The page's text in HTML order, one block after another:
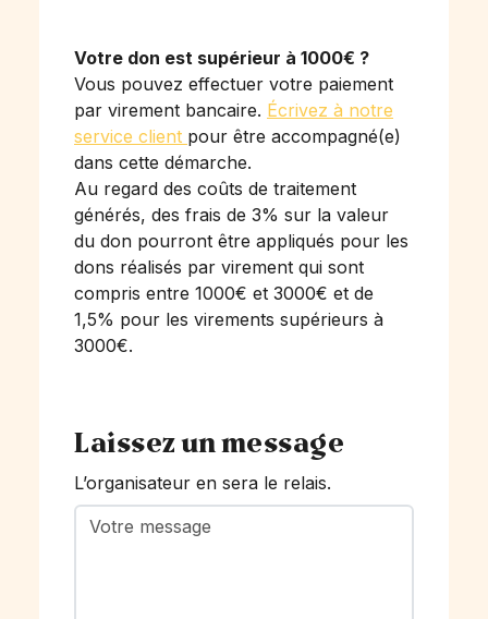
Votre don est supérieur à 1000€ ?
Vous pouvez effectuer votre paiement
par virement bancaire. Écrivez à notre
service client pour être accompagné(e)
dans cette démarche.
Au regard des coûts de traitement
générés, des frais de 3% sur la valeur
du don pourront être appliqués pour les
dons réalisés par virement qui sont
compris entre 1000€ et 3000€ et de
1,5% pour les virements supérieurs à
3000€.
Laissez un message
L’organisateur en sera le relais.